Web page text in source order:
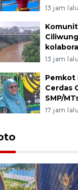
13 jam lalu
13 jam lalu
Pemkot
Cerdas
SMP/
17 jam lalu